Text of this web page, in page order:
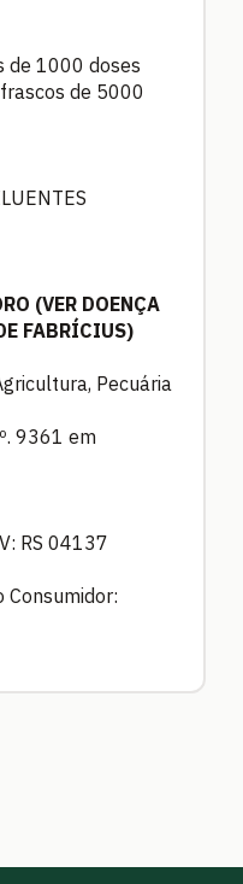
de 1000 doses
de 5000
(VER DOENÇA
FABRÍCIUS)
Pecuária
9361 em
RS 04137
Consumidor: